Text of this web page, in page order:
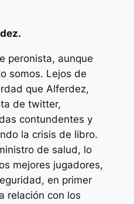
peronista, aunque
somos. Lejos de
que Alferdez,
de twitter,
contundentes y
la crisis de libro.
de salud, lo
mejores jugadores,
en primer
relación con los